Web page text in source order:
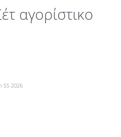
αγορίστικο
SS 2026